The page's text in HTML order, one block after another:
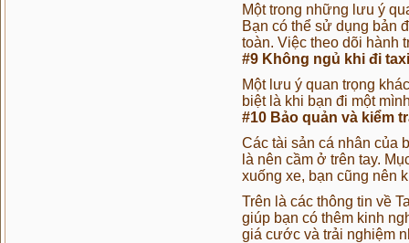
Một trong những lưu ý
Bạn có thể sử dụng bản
toàn. Việc theo dõi hành
#9 Không ngủ khi đi taxi
Một lưu ý quan trọng
biệt là khi bạn đi một
#10 Bảo quản và kiểm
Các tài sản cá nhân của
là nên cầm ở trên tay.
xuống xe, bạn cũng nên
Trên là các thông tin về
giúp bạn có thêm kinh
giá cước và trải nghiệm